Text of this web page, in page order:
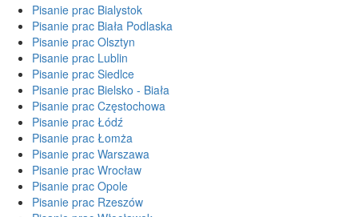
Pisanie prac Bialystok
Pisanie prac Biała Podlaska
Pisanie prac Olsztyn
Pisanie prac Lublin
Pisanie prac Siedlce
Pisanie prac Bielsko - Biała
Pisanie prac Częstochowa
Pisanie prac Łódź
Pisanie prac Łomża
Pisanie prac Warszawa
Pisanie prac Wrocław
Pisanie prac Opole
Pisanie prac Rzeszów